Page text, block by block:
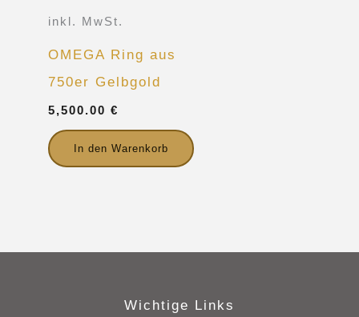
inkl. MwSt.
OMEGA Ring aus
750er Gelbgold
5,500.00 €
In den Warenkorb
Wichtige Links